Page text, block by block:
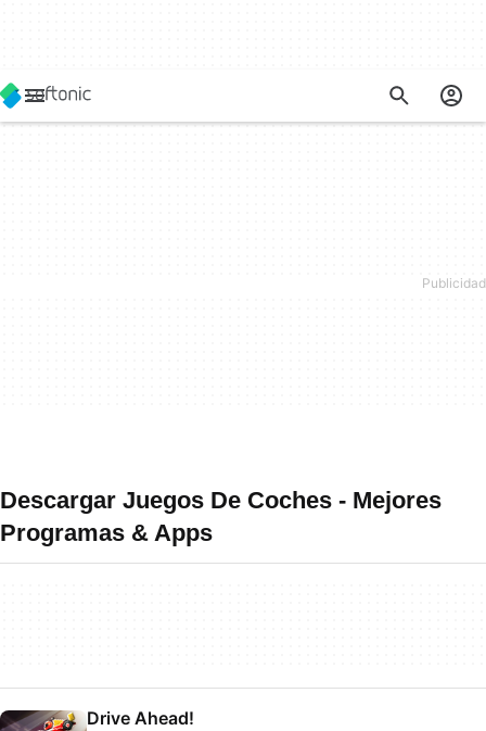
Descargar Juegos De Coches - Mejores
Programas & Apps
Drive Ahead!